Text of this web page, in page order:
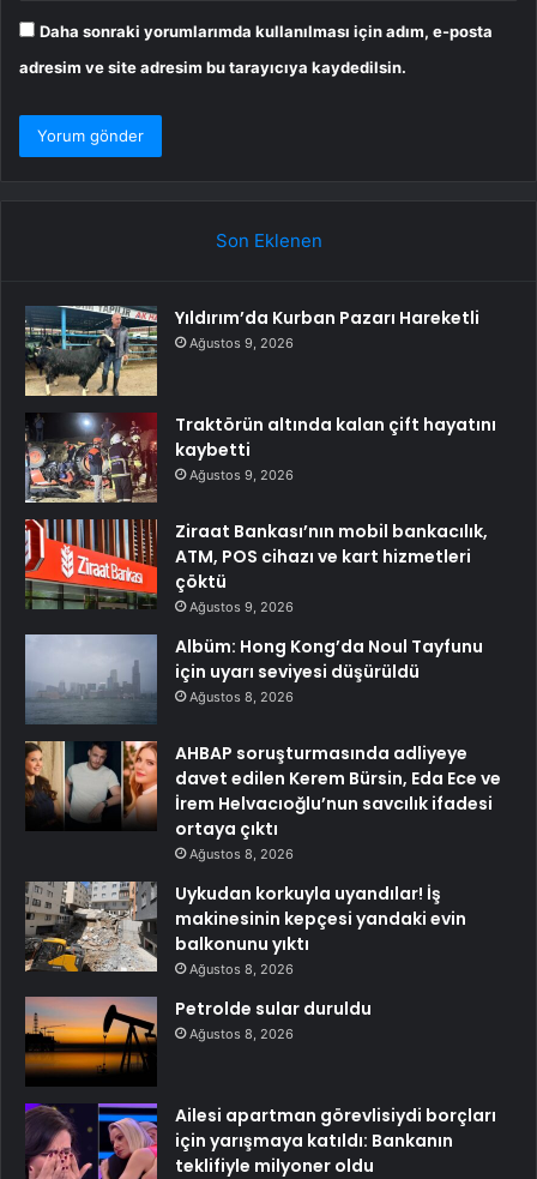
Daha sonraki yorumlarımda kullanılması için adım, e-posta
adresim ve site adresim bu tarayıcıya kaydedilsin.
Son Eklenen
Yıldırım’da Kurban Pazarı Hareketli
Ağustos 9, 2026
Traktörün altında kalan çift hayatını
kaybetti
Ağustos 9, 2026
Ziraat Bankası’nın mobil bankacılık,
ATM, POS cihazı ve kart hizmetleri
çöktü
Ağustos 9, 2026
Albüm: Hong Kong’da Noul Tayfunu
için uyarı seviyesi düşürüldü
Ağustos 8, 2026
AHBAP soruşturmasında adliyeye
davet edilen Kerem Bürsin, Eda Ece ve
İrem Helvacıoğlu’nun savcılık ifadesi
ortaya çıktı
Ağustos 8, 2026
Uykudan korkuyla uyandılar! İş
makinesinin kepçesi yandaki evin
balkonunu yıktı
Ağustos 8, 2026
Petrolde sular duruldu
Ağustos 8, 2026
Ailesi apartman görevlisiydi borçları
için yarışmaya katıldı: Bankanın
teklifiyle milyoner oldu